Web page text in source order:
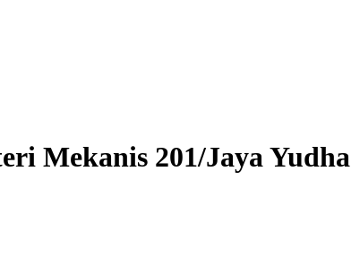
Mekanis 201/Jaya Yudha